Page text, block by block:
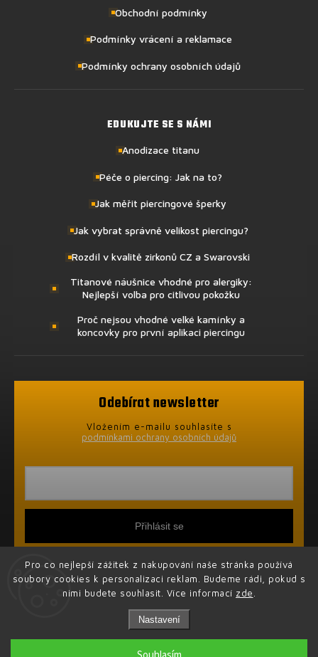
Pro co nejlepší zážitek z nakupování naše stránka používá
soubory cookies k personalizaci reklam. Budeme rádi, pokud s
nimi budete souhlasit. Více informací zde
Nastavení
Obchodní podmínky
Podmínky vrácení a reklamace
Podmínky ochrany osobních údajů
EDUKUJTE SE S NÁMI
Anodizace titanu
Péče o piercing: Jak na to?
Jak měřit piercingové šperky
Jak vybrat správně velikost piercingu?
Rozdíl v kvalitě zirkonů CZ a Swarovski
Titanové náušnice vhodné pro alergiky:
Nejlepší volba pro citlivou pokožku
Proč nejsou vhodné velké kamínky a
koncovky pro první aplikaci piercingu
Odebírat newsletter
Vložením e-mailu souhlasíte s
podmínkami ochrany osobních údajů
Přihlásit se